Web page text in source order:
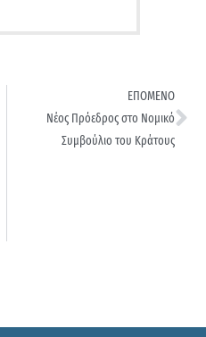
ΕΠΟΜΕΝΟ
Νέος Πρόεδρος στο Νομικό
Συμβούλιο του Κράτους